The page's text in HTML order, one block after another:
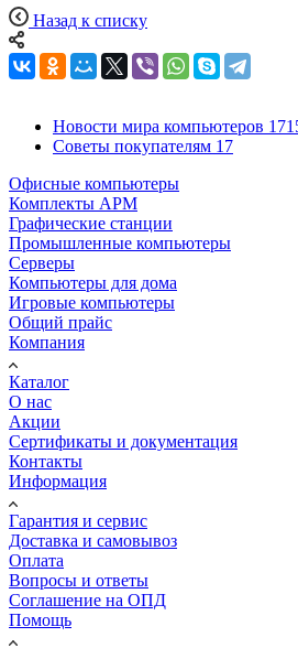
Назад к списку
Новости мира компьютеров
Советы покупателям 17
Офисные компьютеры
Комплекты АРМ
Графические станции
Промышленные компьютеры
Серверы
Компьютеры для дома
Игровые компьютеры
Общий прайс
Компания
Каталог
О нас
Акции
Сертификаты и документация
Контакты
Информация
Гарантия и сервис
Доставка и самовывоз
Оплата
Вопросы и ответы
Соглашение на ОПД
Помощь